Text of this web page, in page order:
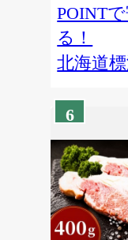
POINT
る！
北海道
6